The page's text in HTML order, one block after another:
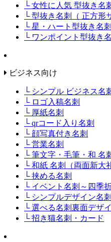
└ 女性に人気 型抜き名
└ 型抜き名刺（ 正方形
└ 星・ハート型抜き名刺
└ ワンポイント型抜き
ビジネス向け
└ シンプル ビジネス名
└ ロゴ入稿名刺
└ 厚紙名刺
└ qrコード入り名刺
└ 顔写真付き名刺
└ 営業名刺
└ 筆文字・毛筆・和 名
└ 和紙 名刺（両面新大
└ 挟める名刺
└ イベント名刺～四季
└ シンプルデザイン名刺
└ 選べる名刺裏面デザ
└ 招き猫名刺・カード